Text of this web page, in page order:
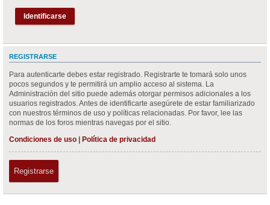
REGISTRARSE
Para autenticarte debes estar registrado. Registrarte te tomará solo unos
pocos segundos y te permitirá un amplio acceso al sistema. La
Administración del sitio puede además otorgar permisos adicionales a los
usuarios registrados. Antes de identificarte asegúrete de estar familiarizado
con nuestros términos de uso y políticas relacionadas. Por favor, lee las
normas de los foros mientras navegas por el sitio.
Condiciones de uso
Política de privacidad
Registrarse